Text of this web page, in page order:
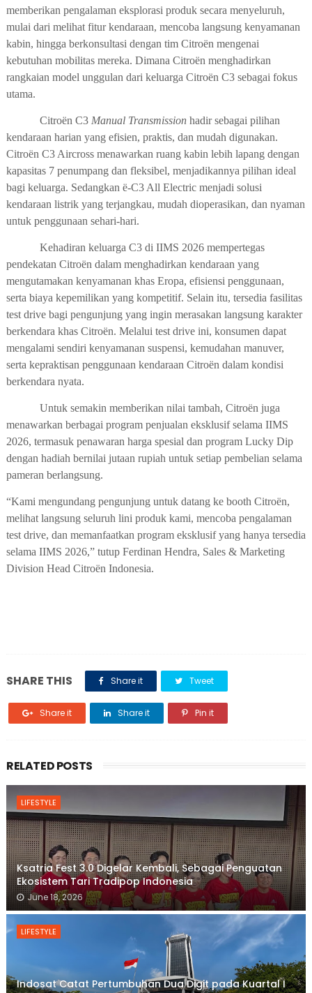
memberikan pengalaman eksplorasi produk secara menyeluruh,
mulai dari melihat fitur kendaraan, mencoba langsung kenyamanan
kabin, hingga berkonsultasi dengan tim Citroën mengenai
kebutuhan mobilitas mereka. Dimana Citroën menghadirkan
rangkaian model unggulan dari keluarga Citroën C3 sebagai fokus
utama.
Citroën C3 Manual Transmissionhadir sebagai pilihan
kendaraan harian yang efisien, praktis, dan mudah digunakan.
Citroën C3 Aircross menawarkan ruang kabin lebih lapang dengan
kapasitas 7 penumpang dan fleksibel, menjadikannya pilihan ideal
bagi keluarga. Sedangkan ë-C3 All Electric menjadi solusi
kendaraan listrik yang terjangkau, mudah dioperasikan, dan nyaman
untuk penggunaan sehari-hari.
Kehadiran keluarga C3 di IIMS 2026 mempertegas
pendekatan Citroën dalam menghadirkan kendaraan yang
mengutamakan kenyamanan khas Eropa, efisiensi penggunaan,
serta biaya kepemilikan yang kompetitif. Selain itu, tersedia fasilitas
test drive bagi pengunjung yang ingin merasakan langsung karakter
berkendara khas Citroën. Melalui test drive ini, konsumen dapat
mengalami sendiri kenyamanan suspensi, kemudahan manuver,
serta kepraktisan penggunaan kendaraan Citroën dalam kondisi
berkendara nyata.
Untuk semakin memberikan nilai tambah, Citroën juga
menawarkan berbagai program penjualan eksklusif selama IIMS
2026, termasuk penawaran harga spesial dan program Lucky Dip
dengan hadiah bernilai jutaan rupiah untuk setiap pembelian selama
pameran berlangsung.
“Kami mengundang pengunjung untuk datang ke booth Citroën,
melihat langsung seluruh lini produk kami, mencoba pengalaman
test drive, dan memanfaatkan program eksklusif yang hanya tersedia
selama IIMS 2026,” tutup Ferdinan Hendra, Sales & Marketing
Division Head Citroën Indonesia.
SHARE THIS Share it Tweet
Share it Share it Pin it
RELATED POSTS
LIFESTYLE
Ksatria Fest 3.0 Digelar Kembali, Sebagai Penguatan
Ekosistem Tari Tradipop Indonesia
June 18, 2026
LIFESTYLE
Indosat Catat Pertumbuhan Dua Digit pada Kuartal I